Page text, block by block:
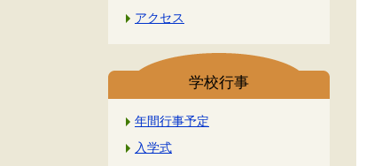
アクセス
学校行事
年間行事予定
入学式